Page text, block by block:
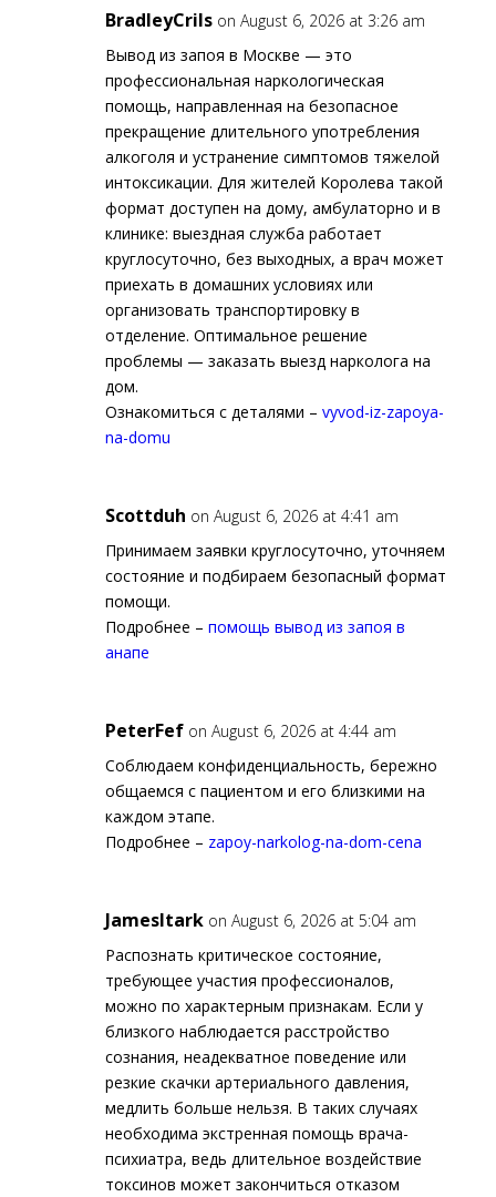
BradleyCrils on August 6, 2026 at 3:26 am
Вывод из запоя в Москве — это
профессиональная наркологическая
помощь, направленная на безопасное
прекращение длительного употребления
алкоголя и устранение симптомов тяжелой
интоксикации. Для жителей Королева такой
формат доступен на дому, амбулаторно и в
клинике: выездная служба работает
круглосуточно, без выходных, а врач может
приехать в домашних условиях или
организовать транспортировку в
отделение. Оптимальное решение
проблемы — заказать выезд нарколога на
дом.
Ознакомиться с деталями – vyvod-iz-zapoya-
na-domu
Scottduh on August 6, 2026 at 4:41 am
Принимаем заявки круглосуточно, уточняем
состояние и подбираем безопасный формат
помощи.
Подробнее – помощь вывод из запоя в
анапе
PeterFef on August 6, 2026 at 4:44 am
Соблюдаем конфиденциальность, бережно
общаемся с пациентом и его близкими на
каждом этапе.
Подробнее – zapoy-narkolog-na-dom-cena
JamesItark on August 6, 2026 at 5:04 am
Распознать критическое состояние,
требующее участия профессионалов,
можно по характерным признакам. Если у
близкого наблюдается расстройство
сознания, неадекватное поведение или
резкие скачки артериального давления,
медлить больше нельзя. В таких случаях
необходима экстренная помощь врача-
психиатра, ведь длительное воздействие
токсинов может закончиться отказом